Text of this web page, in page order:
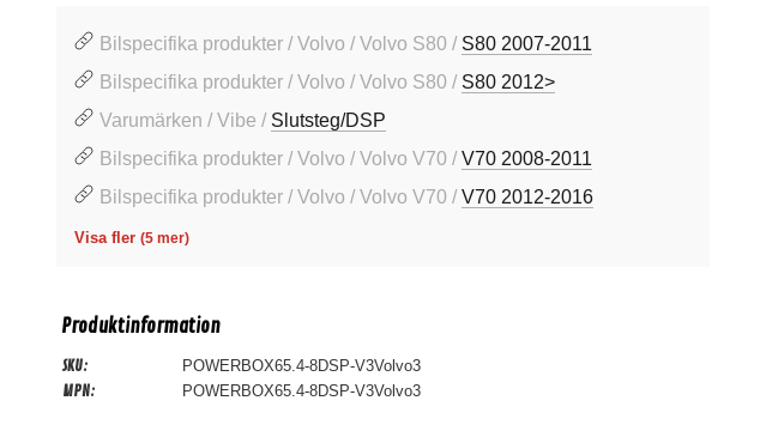
Bilspecifika produkter / Volvo / Volvo S80 / S80 2007-2011
Bilspecifika produkter / Volvo / Volvo S80 / S80 2012>
Varumärken / Vibe / Slutsteg/DSP
Bilspecifika produkter / Volvo / Volvo V70 /V70 2008-2011
Bilspecifika produkter / Volvo / Volvo V70 /V70 2012-2016
Visa fler (5 mer)
Produktinformation
SKU: POWERBOX65.4-8DSP-V3Volvo3
MPN: POWERBOX65.4-8DSP-V3Volvo3